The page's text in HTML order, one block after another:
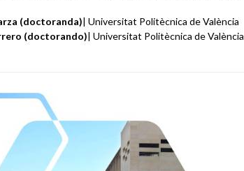
(doctoranda)| Universitat Politècnica de València
(doctorando)| Universitat Politècnica de València